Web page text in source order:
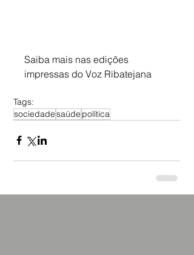
Saiba mais nas edições
impressas do Voz Ribatejana
Tags:
sociedadesaúde política